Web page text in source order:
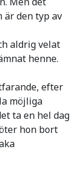
är den typ av
aldrig velat
henne.
efter
möjliga
ta en hel dag
hon bort